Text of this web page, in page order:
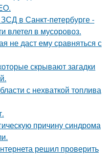
в Санкт-петербурге -
влетел в мусоровоз.
не даст ему сравняться с
скрывают загадки
с нехваткой топлива
причину синдрома
решил проверить